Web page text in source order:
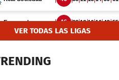
VER TODAS LAS LIGAS